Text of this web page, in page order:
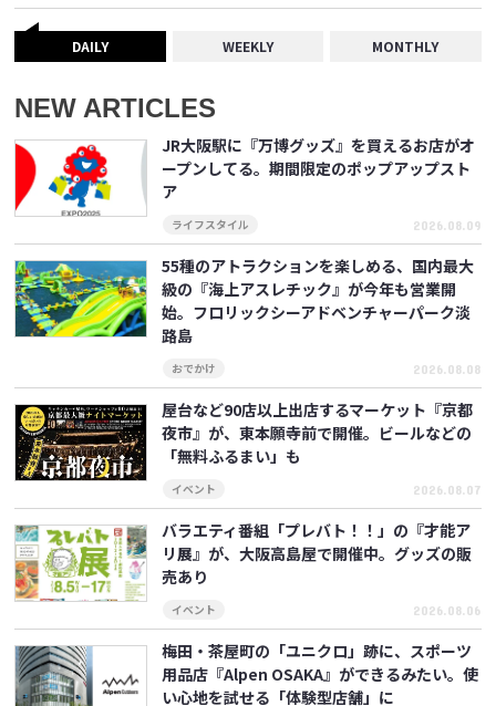
DAILY WEEKLY MONTHLY
NEW ARTICLES
JR大阪駅に『万博グッズ』を買えるお店がオ
ープンしてる。期間限定のポップアップスト
ア
ライフスタイル 2026.08.09
55種のアトラクションを楽しめる、国内最大
級の『海上アスレチック』が今年も営業開
始。フロリックシーアドベンチャーパーク淡
路島
おでかけ 2026.08.08
屋台など90店以上出店するマーケット『京都
夜市』が、東本願寺前で開催。ビールなどの
「無料ふるまい」も
イベント 2026.08.07
バラエティ番組「プレバト！！」の『才能ア
リ展』が、大阪高島屋で開催中。グッズの販
売あり
イベント 2026.08.06
梅田・茶屋町の「ユニクロ」跡に、スポーツ
用品店『Alpen OSAKA』ができるみたい。使
い心地を試せる「体験型店舗」に